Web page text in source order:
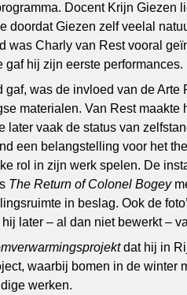
Docent Krijn Giezen
doordat Giezen zelf veelal
was Charly van Rest vooral
gaf hij zijn eerste performances.
was de invloed van de Arte
materialen. Van Rest maakte
later vaak de status van
een belangstelling voor het
rol in zijn werk spelen. De
The Return of Colonel Bogey
in beslag. Ook de
later – al dan niet bewerkt –
dat hij in
waarbij bomen in de winter
werken.